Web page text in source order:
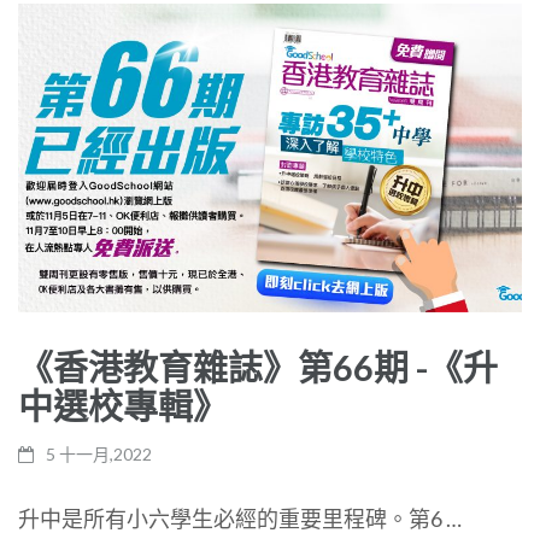
《香港教育雜誌》第66期 -《升
中選校專輯》
5 十一月,2022
升中是所有小六學生必經的重要里程碑。第6 …